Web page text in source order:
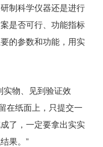
制科学仪器还是进行
是否可行、功能指标
的参数和功能，用实
实物、见到验证效
在纸面上，只提交一
了，一定要拿出实实
果。”